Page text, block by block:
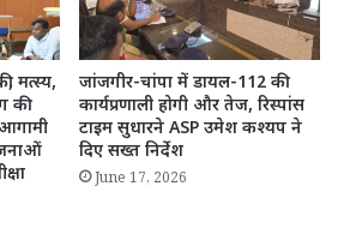
मत्स्य,
की
जांजगीर-चांपा में डायल-112 की
कार्यप्रणाली होगी और तेज, रिस्पांस
टाइम सुधारने ASP उमेश कश्यप ने
दिए सख्त निर्देश
June 17, 2026